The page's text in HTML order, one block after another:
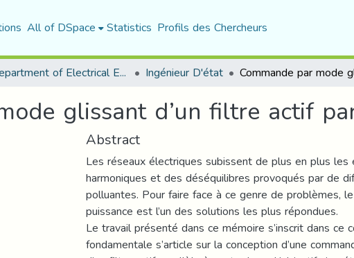
All of DSpace Statistics Profils des Chercheurs
Department of Electrical Engineering Ingénieur D'état
glissant d’un filtre actif
Abstract
Les réseaux électriques subissent de plus en plus
harmoniques et des déséquilibres provoqués par de
polluantes. Pour faire face à ce genre de problèmes,
puissance est l’un des solutions les plus répondues.
Le travail présenté dans ce mémoire s’inscrit dans ce
fondamentale s’article sur la conception d’une